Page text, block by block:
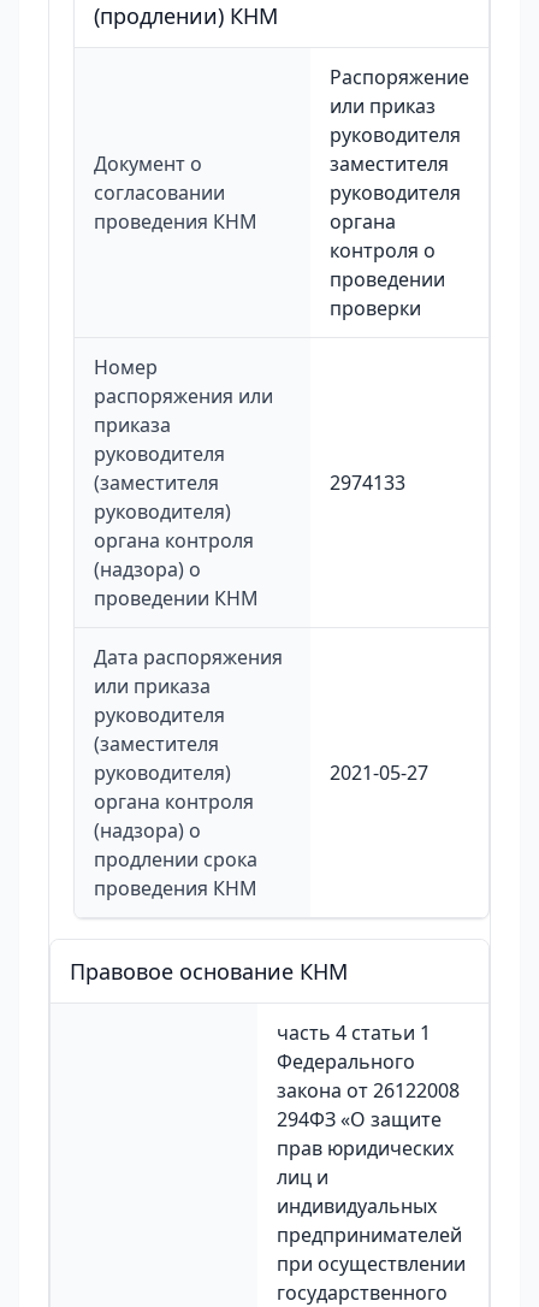
(продлении) КНМ
Документ о
согласовании
проведения КНМ
Распоряжение
или приказ
руководителя
заместителя
руководителя
органа
контроля о
проведении
проверки
Номер
распоряжения или
приказа
руководителя
(заместителя
руководителя)
органа контроля
(надзора) о
проведении КНМ
2974133
Дата распоряжения
или приказа
руководителя
(заместителя
руководителя)
органа контроля
(надзора) о
продлении срока
проведения КНМ
2021-05-27
Правовое основание КНМ
часть 4 статьи 1
Федерального
закона от 26122008
294ФЗ «О защите
прав юридических
лиц и
индивидуальных
предпринимателей
при осуществлении
государственного